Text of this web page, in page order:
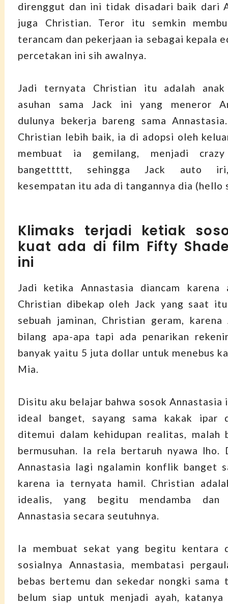
direnggut dan ini tidak disadari baik dari
juga Christian. Teror itu semkin
terancam dan pekerjaan ia sebagai kepala
percetakan ini sih awalnya.
Jadi ternyata Christian itu adalah
asuhan sama Jack ini yang meneror
dulunya bekerja bareng sama
Christian lebih baik, ia di adopsi oleh
membuat ia gemilang, menjadi
bangettttt, sehingga Jack auto iri,
kesempatan itu ada di tangannya dia (hello
Klimaks terjadi ketiak
kuat ada di film Fifty
ini
Jadi ketika Annastasia diancam
Christian dibekap oleh Jack yang saat
sebuah jaminan, Christian geram, karena
bilang apa-apa tapi ada penarikan
banyak yaitu 5 juta dollar untuk menebus
Mia.
Disitu aku belajar bahwa sosok Annastasia
ideal banget, sayang sama kakak ipar
ditemui dalam kehidupan realitas, malah
bermusuhan. Ia rela bertaruh nyawa
Annastasia lagi ngalamin konflik banget
karena ia ternyata hamil. Christian
idealis, yang begitu mendamba dan
Annastasia secara seutuhnya.
Ia membuat sekat yang begitu kentara
sosialnya Annastasia, membatasi
bebas bertemu dan sekedar nongki sama
belum siap untuk menjadi ayah,